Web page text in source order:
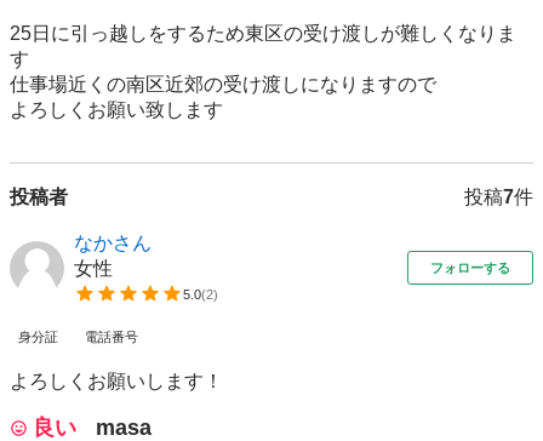
25日に引っ越しをするため東区の受け渡しが難しくなりま
す
仕事場近くの南区近郊の受け渡しになりますので
よろしくお願い致します
投稿者 投稿7件
なかさん
女性
5.0(2)
フォローする
身分証 電話番号
よろしくお願いします！
良い masa